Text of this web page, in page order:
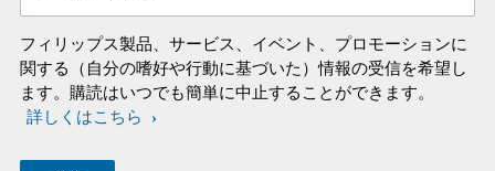
フィリップス製品、サービス、イベント、プロモーションに
関する（自分の嗜好や行動に基づいた）情報の受信を希望し
ます。購読はいつでも簡単に中止することができます。
詳しくはこちら